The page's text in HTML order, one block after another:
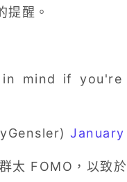
提醒。
mind if you're
太 FOMO，以致